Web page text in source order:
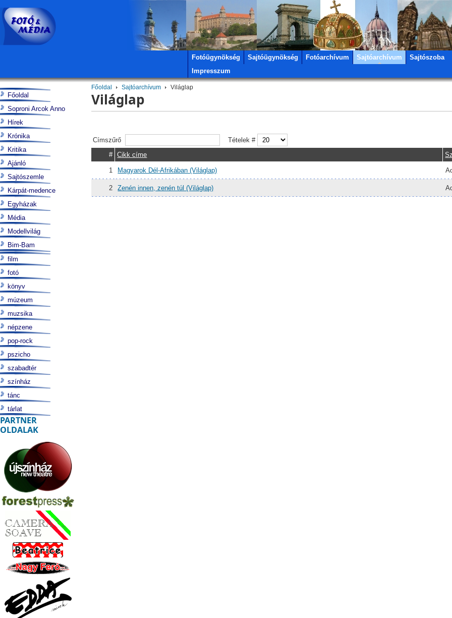
Fotóügynökség Sajtóügynökség Fotóarchívum Sajtóarchívum
Sajtószoba
Impresszum
Főoldal Sajtóarchívum Világlap
Világlap
Címszűrő
Tételek #
# Cikk címe
1 Magyarok Dél-Afrikában (Világlap)
2 Zenén innen, zenén túl (Világlap)
Főoldal
Soproni Arcok Anno
Hírek
Krónika
Kritika
Ajánló
Sajtószemle
Kárpát-medence
Egyházak
Média
Modellvilág
Bim-Bam
film
fotó
könyv
múzeum
muzsika
népzene
pop-rock
pszicho
szabadtér
színház
tánc
tárlat
PARTNER
OLDALAK